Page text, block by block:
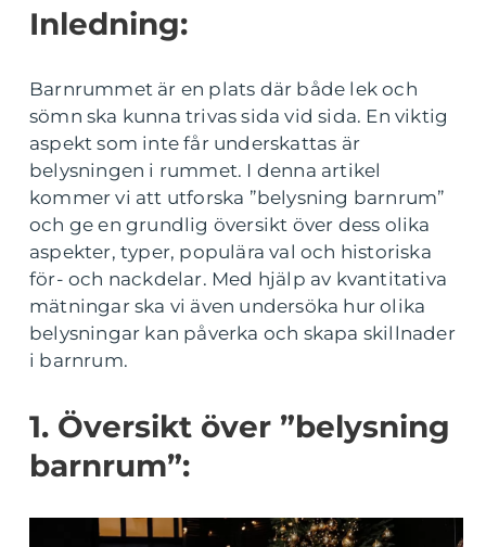
Inledning:
Barnrummet är en plats där både lek och
sömn ska kunna trivas sida vid sida. En viktig
aspekt som inte får underskattas är
belysningen i rummet. I denna artikel
kommer vi att utforska ”belysning barnrum”
och ge en grundlig översikt över dess olika
aspekter, typer, populära val och historiska
för- och nackdelar. Med hjälp av kvantitativa
mätningar ska vi även undersöka hur olika
belysningar kan påverka och skapa skillnader
i barnrum.
1. Översikt över ”belysning
barnrum”: